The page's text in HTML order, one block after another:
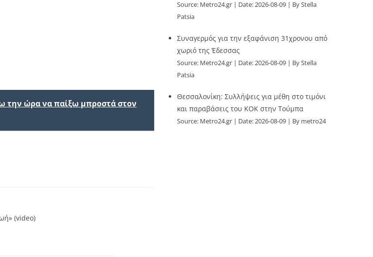
την ώρα να παίξω μπροστά στον
(video)
Source: Metro24.gr Date: 2026-08-09
By Stella
Patsia
Συναγερμός για την εξαφάνιση 31χρονου από
χωριό της Έδεσσας
Source: Metro24.gr Date: 2026-08-09
By Stella
Patsia
Θεσσαλονίκη: Συλλήψεις για μέθη στο τιμόνι
και παραβάσεις του ΚΟΚ στην Τούμπα
Source: Metro24.gr Date: 2026-08-09 By metro24